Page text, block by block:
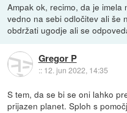
Ampak ok, recimo, da je
vedno na sebi odločitev ali še
obdržati ugodje ali se
Gregor P
:: 12. jun 2022, 14:35
S tem, da se bi se oni lahko
prijazen planet. Sploh s